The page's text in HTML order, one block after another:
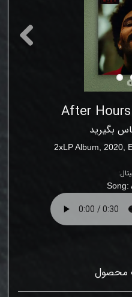
After
بگیرید
2xLP Album, 2020,
Song: